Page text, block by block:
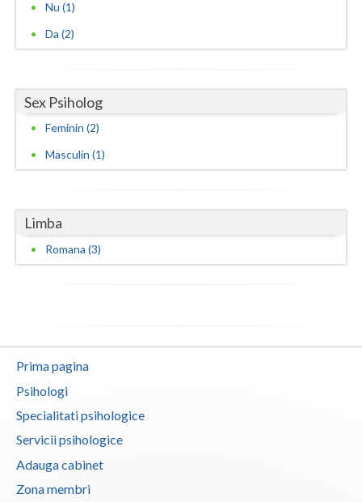
Nu (1)
Da (2)
Sex Psiholog
Feminin (2)
Masculin (1)
Limba
Romana (3)
Prima pagina
Psihologi
Specialitati psihologice
Servicii psihologice
Adauga cabinet
Zona membri